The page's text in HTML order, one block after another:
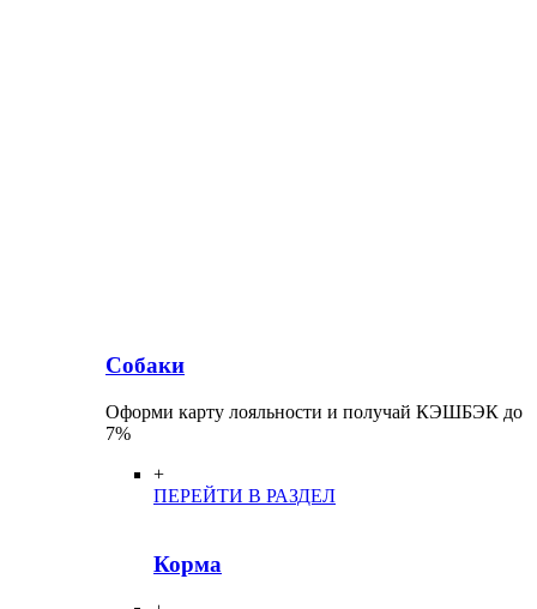
Собаки
Оформи карту лояльности и получай КЭШБЭК до
7%
+
ПЕРЕЙТИ В РАЗДЕЛ
Корма